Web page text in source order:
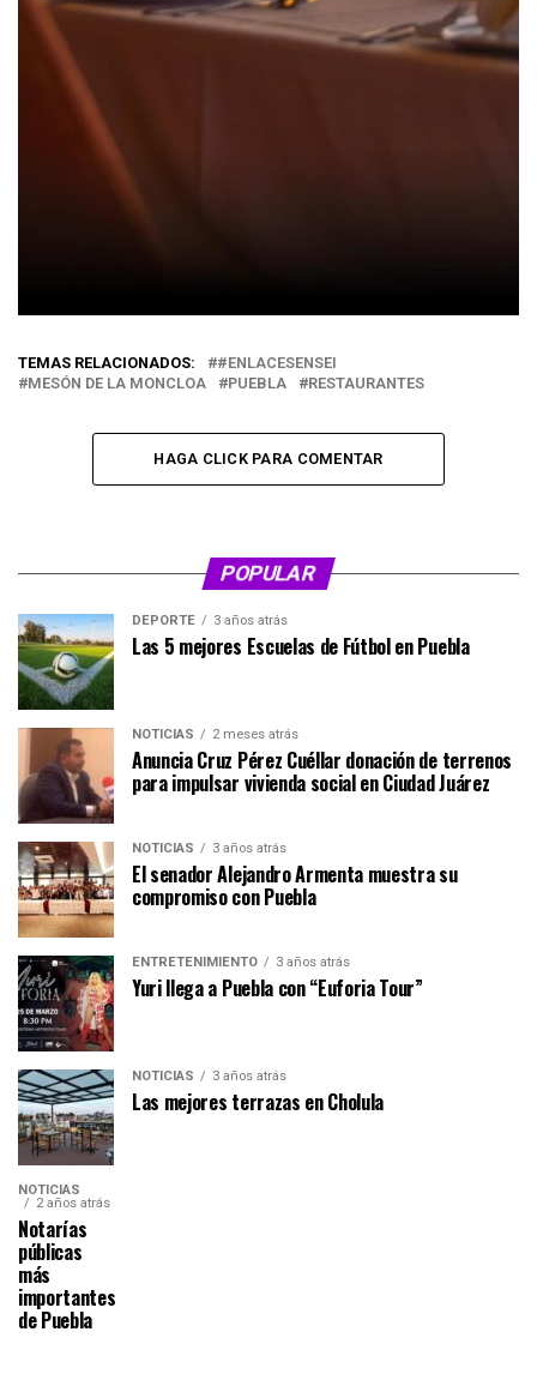
TEMAS RELACIONADOS:
#ENLACESENSEI
MESÓN DE LA MONCLOA
PUEBLA RESTAURANTES
HAGA CLICK PARA COMENTAR
POPULAR
DEPORTE 3 años atrás
Las 5 mejores Escuelas de Fútbol en Puebla
NOTICIAS 2 meses atrás
Anuncia Cruz Pérez Cuéllar donación de terrenos
para impulsar vivienda social en Ciudad Juárez
NOTICIAS 3 años atrás
El senador Alejandro Armenta muestra su
compromiso con Puebla
ENTRETENIMIENTO 3 años atrás
Yuri llega a Puebla con “Euforia Tour”
NOTICIAS 3 años atrás
Las mejores terrazas en Cholula
NOTICIAS
2 años atrás
Notarías
públicas
más
importantes
de Puebla